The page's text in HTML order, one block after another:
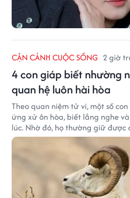
CẬN CẢNH CUỘC SỐNG 2 giờ
4 con giáp biết nhường
quan hệ luôn hài hòa
Theo quan niệm tử vi, một số
ứng xử ôn hòa, biết lắng nghe
lúc. Nhờ đó, họ thường giữ được
hòa và nhận được sự yêu mến